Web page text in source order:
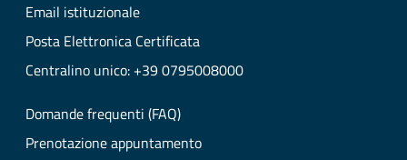
Email istituzionale
Posta Elettronica Certificata
Centralino unico: +39 0795008000
Domande frequenti (FAQ)
Prenotazione appuntamento